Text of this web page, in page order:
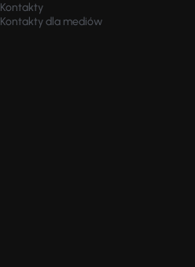
Kontakty
Kontakty dla mediów